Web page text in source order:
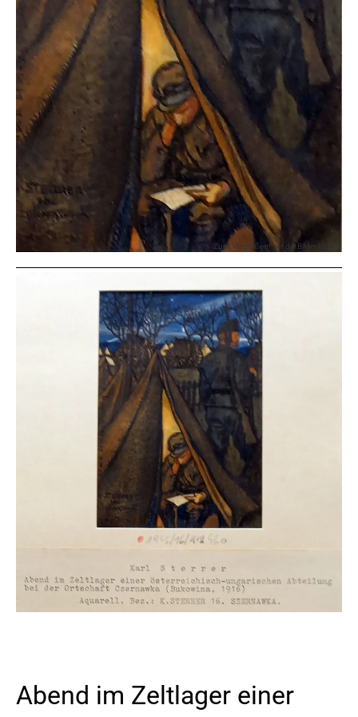
Zum Vergrößern auf die Bilder klicken
Abend im Zeltlager einer